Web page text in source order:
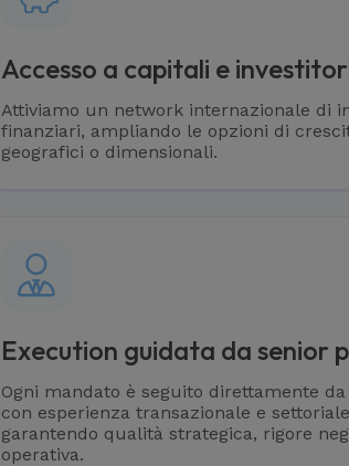
Accesso a capitali e
Attiviamo un network internazionale di
finanziari, ampliando le opzioni di
geografici o dimensionali.
Execution guidata da senior
Ogni mandato è seguito direttamente
con esperienza transazionale e
garantendo qualità strategica, rigore
operativa.